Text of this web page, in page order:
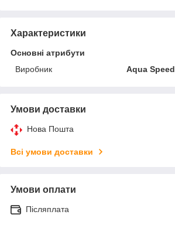
Характеристики
Основні атрибути
Виробник
Aqua Speed
Умови доставки
Нова Пошта
Всі умови доставки
Умови оплати
Післяплата